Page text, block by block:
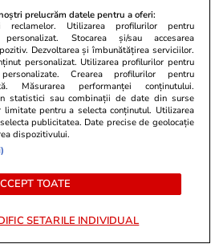
prelucrăm datele pentru a oferi:
reclamelor. Utilizarea profilurilor pentru
Stocarea și/sau accesarea
Dezvoltarea și îmbunătățirea serviciilor.
personalizat. Utilizarea profilurilor pentru
Crearea profilurilor pentru
Măsurarea performanței conținutului.
statistici sau combinații de date din surse
pentru a selecta conținutul. Utilizarea
publicitatea. Date precise de geolocație
dispozitivului.
TOATE
SETARILE INDIVIDUAL